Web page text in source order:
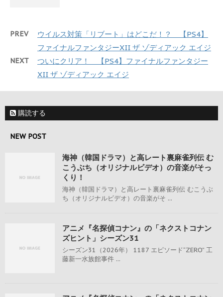
PREV
ウイルス対策「リブート」はどこだ！？ 【PS4】
ファイナルファンタジーXII ザ ゾディアック エイジ
NEXT
ついにクリア！ 【PS4】ファイナルファンタジー
XII ザ ゾディアック エイジ
購読する
NEW POST
海神（韓国ドラマ）と高レート裏麻雀列伝 む
こうぶち（オリジナルビデオ）の音楽がそっ
くり！
海神（韓国ドラマ）と高レート裏麻雀列伝 むこうぶ
ち（オリジナルビデオ）の音楽がそ ...
アニメ『名探偵コナン』の「ネクストコナン
ズヒント」シーズン31
シーズン31（2026年） 1187 エピソード“ZERO” 工
藤新一水族館事件 ...